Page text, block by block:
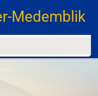
Medemblik